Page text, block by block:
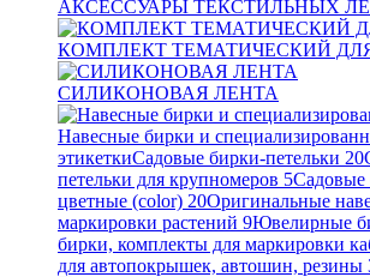
АКСЕССУАРЫ ТЕКСТИЛЬНЫХ
КОМПЛЕКТ ТЕМАТИЧЕСКИЙ
СИЛИКОНОВАЯ ЛЕНТА
Навесные бирки и
этикеткиСадовые бирки-петельки 20
петельки для крупномеров 5Садовые
цветные (color) 20Оригинальные
маркировки растений 9Ювелирные
бирки, комплекты для маркировки
для автопокрышек, автошин, резины